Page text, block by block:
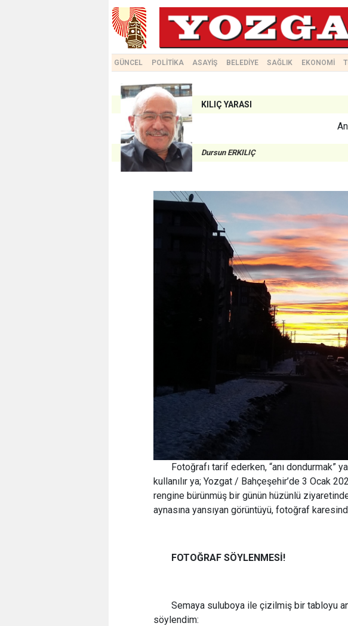
GÜNCEL POLİTİKA ASAYİŞ BELEDİYE SAĞLIK EKONOMİ
KILIÇ YARASI
Dursun ERKILIÇ
Fotoğrafı tarif ederken, “anı dondurmak”
kullanılır ya; Yozgat / Bahçeşehir’de 3 Ocak
rengine bürünmüş bir günün hüzünlü
aynasına yansıyan görüntüyü, fotoğraf
FOTOĞRAF SÖYLENMESİ!
Semaya suluboya ile çizilmiş bir tabloyu
söylendim: